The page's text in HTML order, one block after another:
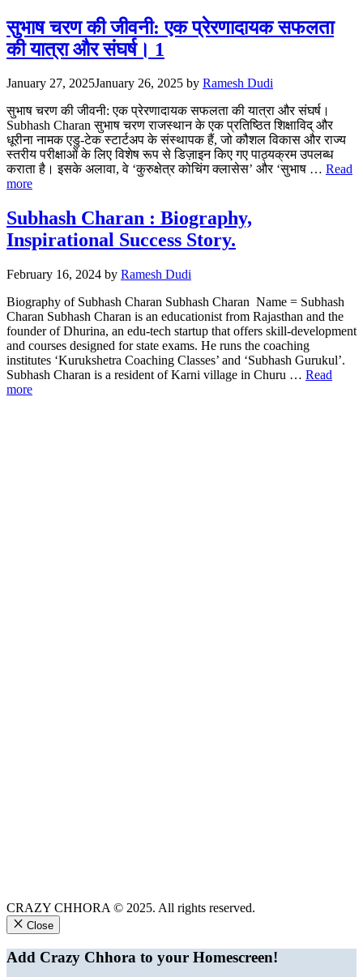
सुभाष चरण की जीवनी: एक प्रेरणादायक सफलता
की यात्रा और संघर्ष। 1
January 27, 2025January 26, 2025 by Ramesh Dudi
सुभाष चरण की जीवनी: एक प्रेरणादायक सफलता की यात्रा और संघर्ष।
Subhash Charan सुभाष चरण राजस्थान के एक प्रतिष्ठित शिक्षाविद् और
धूरीना नामक एडु-टेक स्टार्टअप के संस्थापक हैं, जो कौशल विकास और राज्य
स्तरीय परीक्षाओं के लिए विशेष रूप से डिज़ाइन किए गए पाठ्यक्रम उपलब्ध
कराता है। इसके अलावा, वे ‘कुरुक्षेत्र कोचिंग क्लासेस’ और ‘सुभाष … Read
more
Subhash Charan : Biography,
Inspirational Success Story.
February 16, 2024 by Ramesh Dudi
Biography of Subhash Charan Subhash Charan Name = Subhash
Charan Subhash Charan is an educationist from Rajasthan and the
founder of Dhurina, an edu-tech startup that offers skill-development
and courses designed for state exams. He runs the coaching
institutes ‘Kurukshetra Coaching Classes’ and ‘Subhash Gurukul’.
Subhash Charan is a resident of Karni village in Churu … Read
more
CRAZY CHHORA © 2025. All rights reserved.
Close
Add Crazy Chhora to your Homescreen!